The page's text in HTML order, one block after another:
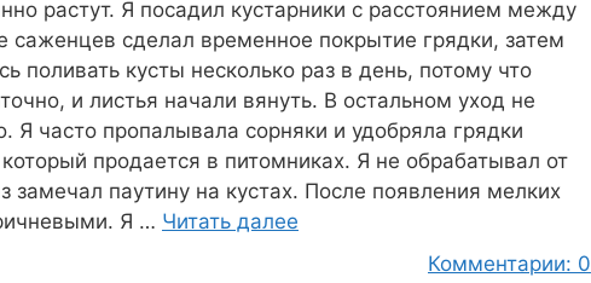
растут. Я посадил кустарники с расстоянием между
саженцев сделал временное покрытие грядки, затем
поливать кусты несколько раз в день, потому что
и листья начали вянуть. В остальном уход не
Я часто пропалывала сорняки и удобряла грядки
продается в питомниках. Я не обрабатывал от
замечал паутину на кустах. После появления мелких
Я … Читать далее
Комментарии: 0